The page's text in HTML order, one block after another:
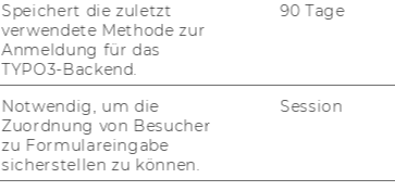
Speichert die zuletzt
verwendete Methode zur
Anmeldung für das
TYPO3-Backend.
90 Tage
Notwendig, um die
Zuordnung von Besucher
zu Formulareingabe
sicherstellen zu können.
Session